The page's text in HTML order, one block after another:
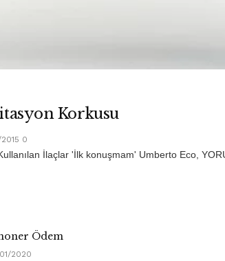
Korkusu
0
İlaçlar 'İlk konuşmam' Umberto Eco,
Ödem
2020